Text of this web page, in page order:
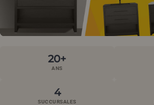
20+
ANS
4
SUCCURSALES